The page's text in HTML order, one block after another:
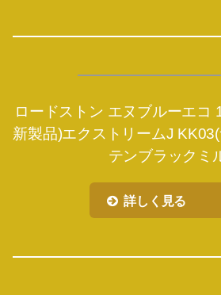
ロードストン エヌブルーエコ
新製品)エクストリームJ
テンブラックミ
詳しく見る